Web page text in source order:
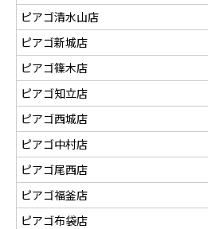
ピアゴ清水山店
ピアゴ新城店
ピアゴ篠木店
ピアゴ知立店
ピアゴ西城店
ピアゴ中村店
ピアゴ尾西店
ピアゴ福釜店
ピアゴ布袋店